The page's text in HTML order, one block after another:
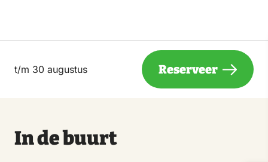
t/m 30 augustus Reserveer
In de buurt